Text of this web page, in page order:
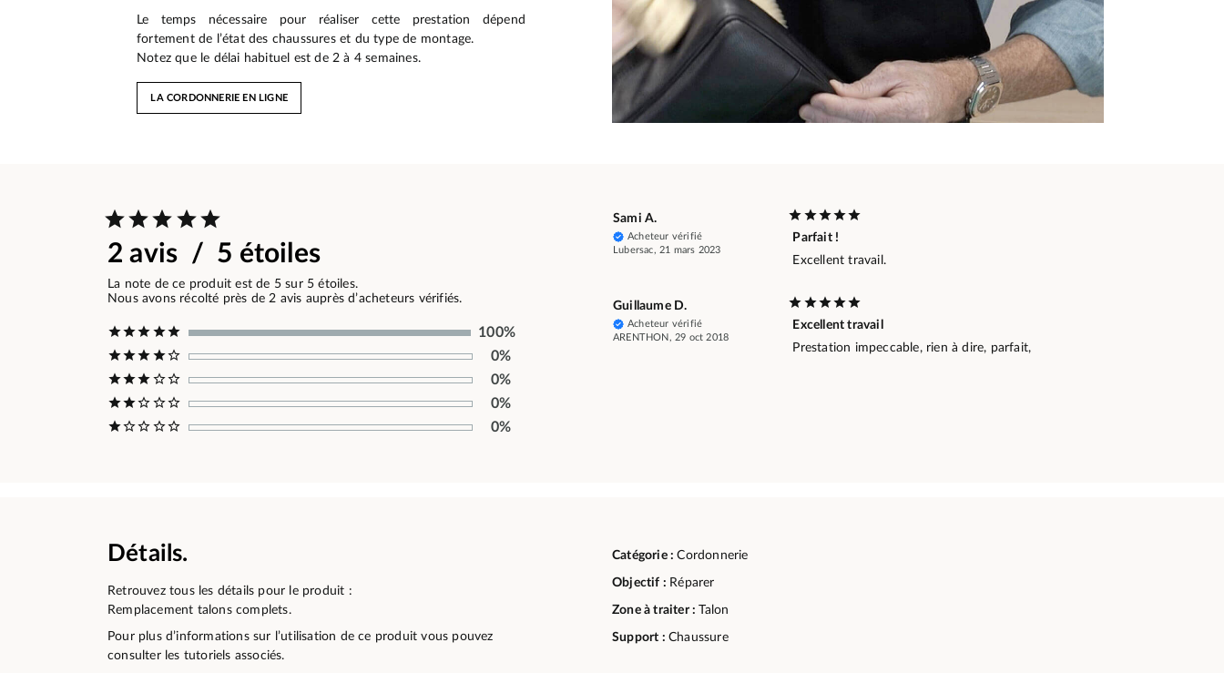
Le temps nécessaire pour réaliser cette prestation dépend
fortement de l’état des chaussures et du type de montage.
Notez que le délai habituel est de 2 à 4 semaines.
LA CORDONNERIE EN LIGNE
2 avis / 5 étoiles
La note de ce produit est de 5 sur 5 étoiles.
Nous avons récolté près de 2 avis auprès d’acheteurs vérifiés.
100%
0%
0%
0%
0%
Sami A.
Acheteur vérifié
Lubersac, 21 mars 2023
Parfait !
Excellent travail.
Guillaume D.
Acheteur vérifié
ARENTHON, 29 oct 2018
Excellent travail
Prestation impeccable, rien à dire, parfait,
Détails.
Retrouvez tous les détails pour le produit :
Remplacement talons complets.
Pour plus d’informations sur l’utilisation de ce produit vous pouvez
consulter les tutoriels associés.
Catégorie :Cordonnerie
Objectif : Réparer
Zone à traiter : Talon
Support : Chaussure